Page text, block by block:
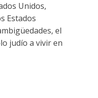
Unidos,
Estados
el
judío a vivir en